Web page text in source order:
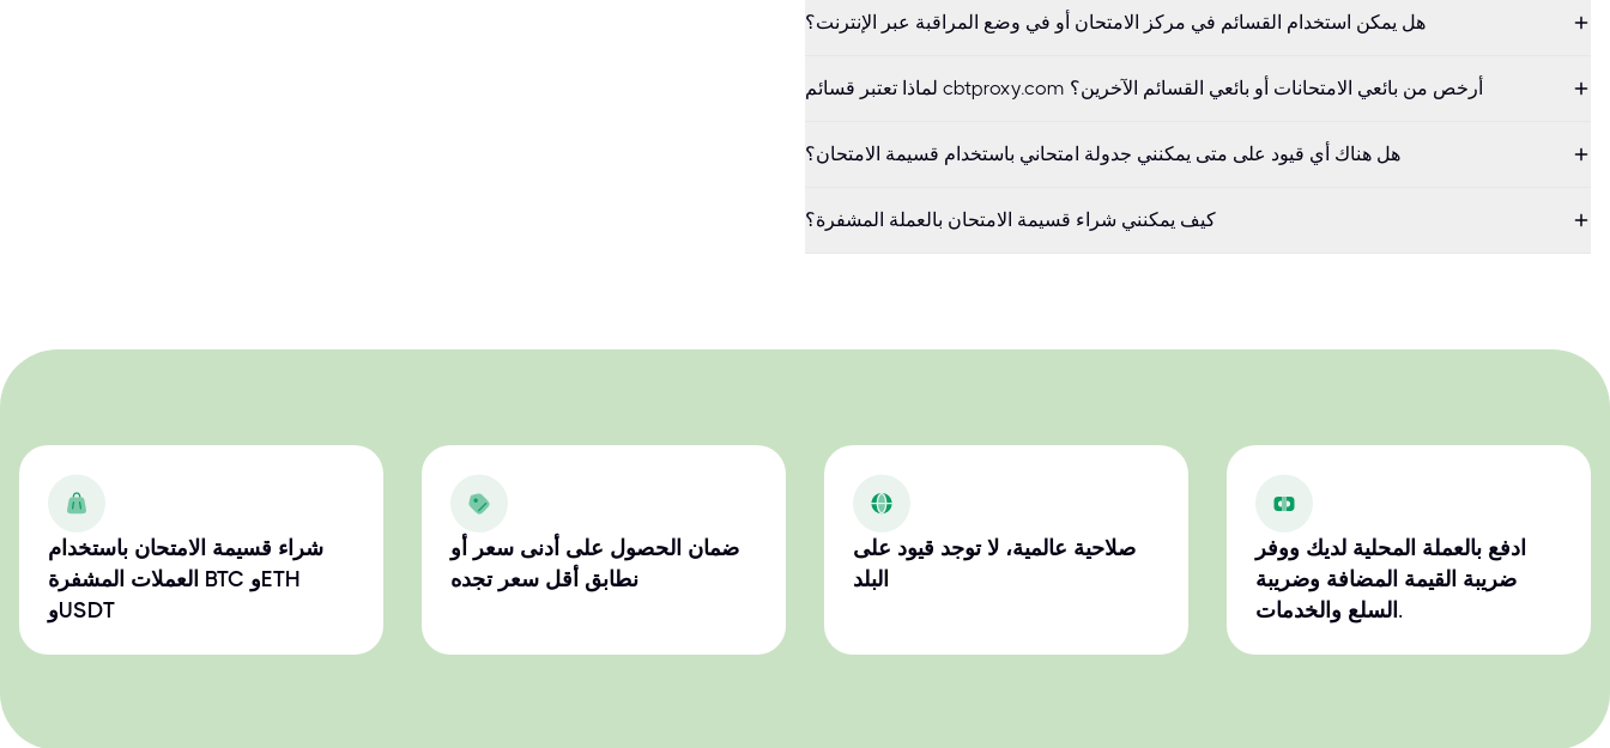
هل يمكن استخدام القسائم في مركز الامتحان أو في وضع المراقبة عبر الإنترنت؟
لماذا تعتبر قسائم cbtproxy.com أرخص من بائعي الامتحانات أو بائعي القسائم الآخرين؟
هل هناك أي قيود على متى يمكنني جدولة امتحاني باستخدام قسيمة الامتحان؟
كيف يمكنني شراء قسيمة الامتحان بالعملة المشفرة؟
شراء قسيمة الامتحان باستخدام
العملات المشفرة BTC وETH
وUSDT
ضمان الحصول على أدنى سعر أو
نطابق أقل سعر تجده
صلاحية عالمية، لا توجد قيود على
البلد
ادفع بالعملة المحلية لديك ووفر
ضريبة القيمة المضافة وضريبة
السلع والخدمات.